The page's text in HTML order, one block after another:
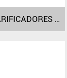
CUV CLARIFICADORES UV-C DA SÉRIE CUV-236 CUV-272